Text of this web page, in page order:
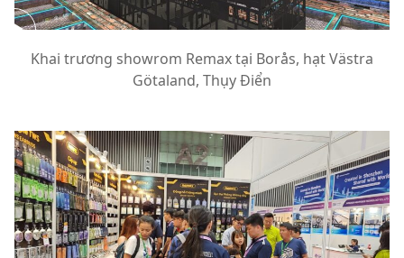
Khai trương showrom Remax tại Borås, hạt Västra
Götaland, Thụy Điển